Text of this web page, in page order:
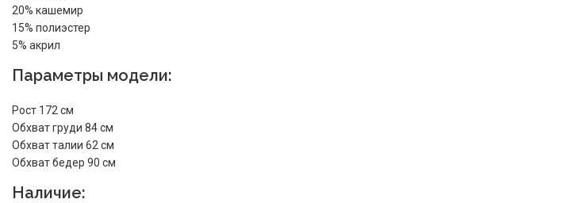
20% кашемир
15% полиэстер
5% акрил
Параметры модели:
Рост 172 см
Обхват груди 84 см
Обхват талии 62 см
Обхват бедер 90 см
Наличие: